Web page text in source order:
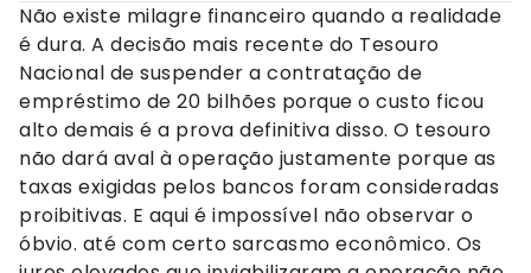
Não existe milagre financeiro quando a realidade
é dura. A decisão mais recente do Tesouro
Nacional de suspender a contratação de
empréstimo de 20 bilhões porque o custo ficou
alto demais é a prova definitiva disso. O tesouro
não dará aval à operação justamente porque as
taxas exigidas pelos bancos foram consideradas
proibitivas. E aqui é impossível não observar o
óbvio. até com certo sarcasmo econômico. Os